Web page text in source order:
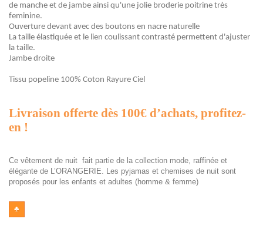
de manche et de jambe ainsi qu'une jolie broderie poitrine très
feminine.
Ouverture devant avec des boutons en nacre naturelle
La taille élastiquée et le lien coulissant contrasté permettent d'ajuster
la taille.
Jambe droite
Tissu popeline 100% Coton Rayure Ciel
Livraison offerte dès 100€ d’achats, profitez-
en !
Ce vêtement de nuit fait partie de la collection mode, raffinée et
élégante de L’ORANGERIE. Les pyjamas et chemises de nuit sont
proposés pour les enfants et adultes (homme & femme)
♣